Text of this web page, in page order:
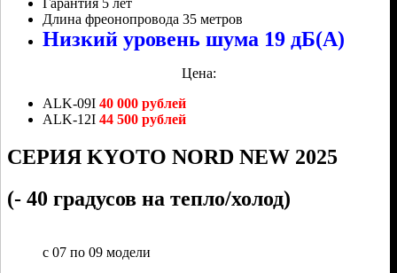
Гарантия 5 лет
Длина фреонопровода 35 метров
Низкий уровень шума 19 дБ(А)
Цена:
ALK-09I 40 000 рублей
ALK-12I 44 500 рублей
СЕРИЯ KYOTO NORD NEW 2025
(- 40 градусов на тепло/холод)
с 07 по 09 модели